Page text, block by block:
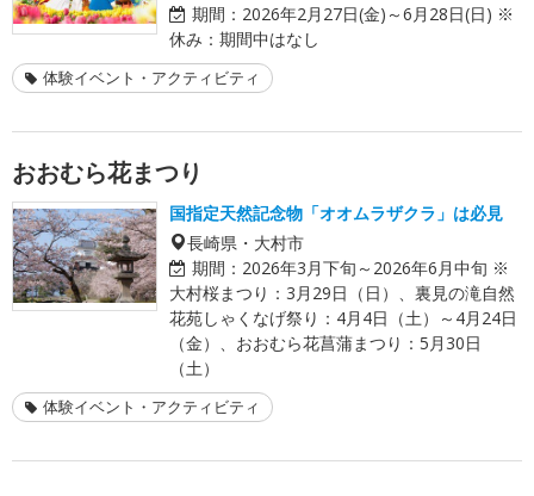
期間： 2026年2月27日(金)～6月28日(日) ※
休み：期間中はなし
体験イベント・アクティビティ
おおむら花まつり
国指定天然記念物「オオムラザクラ」は必見
長崎県・大村市
期間： 2026年3月下旬～2026年6月中旬 ※
大村桜まつり：3月29日（日）、裏見の滝自然
花苑しゃくなげ祭り：4月4日（土）～4月24日
（金）、おおむら花菖蒲まつり：5月30日
（土）
体験イベント・アクティビティ